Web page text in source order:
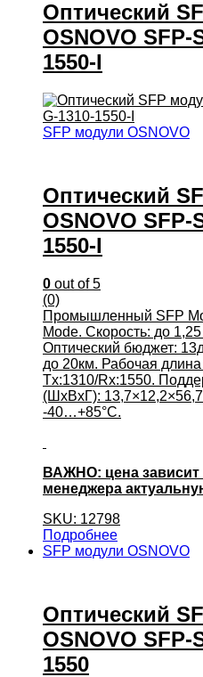
Оптический
OSNOVO SFP-
1550-I
SFP модули OSNOVO
Оптический
OSNOVO SFP-
1550-I
0 out of 5
(0)
Промышленный SFP
Mode. Скорость: до
Оптический бюджет:
до 20км. Рабочая
Tx:1310/Rx:1550.
(ШхВхГ):
-40…+85°С.
ВАЖНО: цена зависит
менеджера
SKU: 12798
Подробнее
SFP модули OSNOVO
Оптический
OSNOVO SFP-
1550